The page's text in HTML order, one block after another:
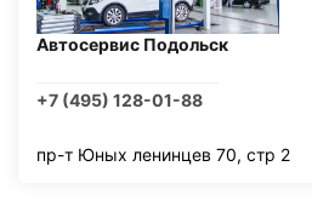
Автосервис Подольск
+7 (495) 128-01-88
пр-т Юных ленинцев 70, стр 2